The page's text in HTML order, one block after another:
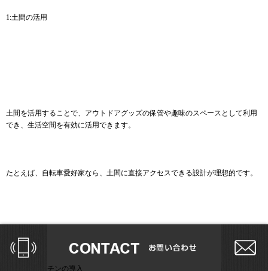
1:土間の活用
土間を活用することで、アウトドアグッズの保管や趣味のスペースとして利用
でき、生活空間を有効に活用できます。
たとえば、自転車愛好家なら、土間に直接アクセスできる設計が理想的です。
2:対面式キッチンの導入